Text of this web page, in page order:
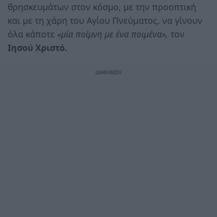
θρησκευμάτων στον κόσμο, με την προοπτική
και με τη χάρη του Αγίου Πνεύματος, να γίνουν
όλα κάποτε «μία ποίμνη με ένα ποιμένα», τον
Ιησού Χριστό.